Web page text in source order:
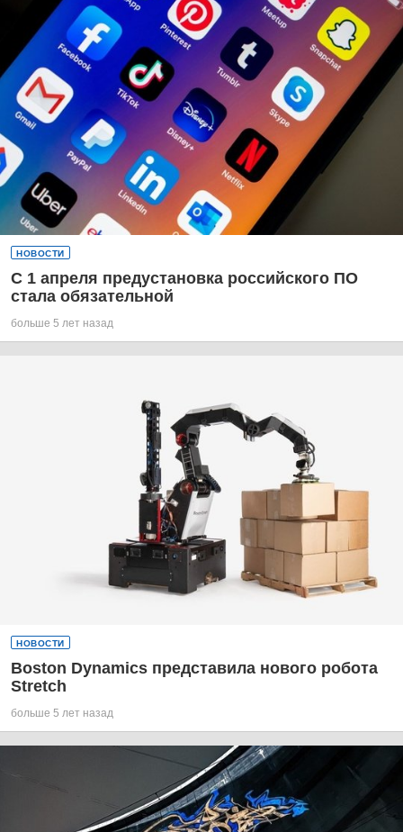
НОВОСТИ
С 1 апреля предустановка российского ПО
стала обязательной
больше 5 лет назад
НОВОСТИ
Boston Dynamics представила нового робота
Stretch
больше 5 лет назад